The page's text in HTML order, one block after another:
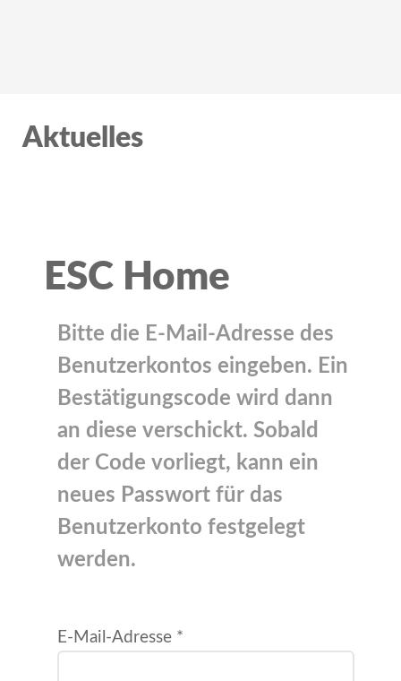
Aktuelles
ESC Home
Bitte die E-Mail-Adresse des
Benutzerkontos eingeben. Ein
Bestätigungscode wird dann
an diese verschickt. Sobald
der Code vorliegt, kann ein
neues Passwort für das
Benutzerkonto festgelegt
werden.
E-Mail-Adresse *